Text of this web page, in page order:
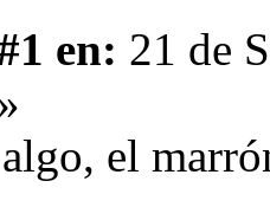
en: 21 de
el